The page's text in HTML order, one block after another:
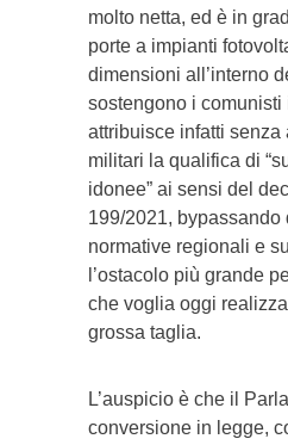
molto netta, ed è in
porte a impianti
dimensioni all’interno
sostengono i
attribuisce infatti senza
militari la qualifica di
idonee” ai sensi del
199/2021, bypassando
normative regionali e
l’ostacolo più grande
che voglia oggi
grossa taglia.
L’auspicio è che il
conversione in legge,